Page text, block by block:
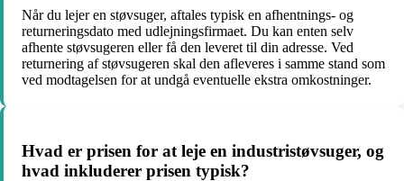
Når du lejer en støvsuger, aftales typisk en afhentnings- og
returneringsdato med udlejningsfirmaet. Du kan enten selv
afhente støvsugeren eller få den leveret til din adresse. Ved
returnering af støvsugeren skal den afleveres i samme stand som
ved modtagelsen for at undgå eventuelle ekstra omkostninger.
Hvad er prisen for at leje en industristøvsuger, og
hvad inkluderer prisen typisk?